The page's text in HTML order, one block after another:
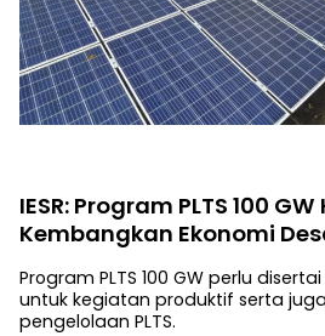
IESR: Program PLTS 100
Kembangkan Ekonomi
Program PLTS 100 GW perlu
untuk kegiatan produktif serta
pengelolaan PLTS.